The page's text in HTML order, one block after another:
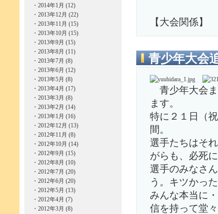
【大会関係】
青少年大会
青少年大会ま
ます。
特に２１日（
間。
選手たちはそ
がらも、必死
選手のみなさ
う。キツかっ
みんな本当に
信を持って堂
・ 2014年1月 (12)
・ 2013年12月 (22)
・ 2013年11月 (15)
・ 2013年10月 (15)
・ 2013年9月 (15)
・ 2013年8月 (11)
・ 2013年7月 (8)
・ 2013年6月 (12)
・ 2013年5月 (8)
・ 2013年4月 (17)
・ 2013年3月 (8)
・ 2013年2月 (14)
・ 2013年1月 (16)
・ 2012年12月 (13)
・ 2012年11月 (8)
・ 2012年10月 (14)
・ 2012年9月 (15)
・ 2012年8月 (10)
・ 2012年7月 (20)
・ 2012年6月 (20)
・ 2012年5月 (13)
・ 2012年4月 (7)
・ 2012年3月 (8)